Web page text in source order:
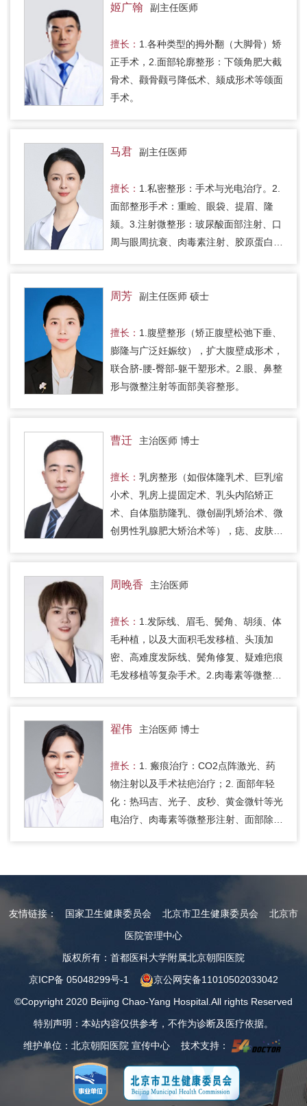
姬广翰 副主任医师
擅长： 1.各种类型的拇外翻（大脚骨）矫
正手术，2.面部轮廓整形：下颌角肥大截
骨术、颧骨颧弓降低术、颏成形术等颌面
手术。
马君 副主任医师
擅长： 1.私密整形：手术与光电治疗。2.
面部整形手术：重睑、眼袋、提眉、隆
颏。3.注射微整形：玻尿酸面部注射、口
周与眼周抗衰、肉毒素注射、胶原蛋白与
周芳 副主任医师 硕士
擅长： 1.腹壁整形（矫正腹壁松弛下垂、
膨隆与广泛妊娠纹），扩大腹壁成形术，
联合脐-腰-臀部-躯干塑形术。2.眼、鼻整
形与微整注射等面部美容整形。
曹迁 主治医师 博士
擅长： 乳房整形（如假体隆乳术、巨乳缩
小术、乳房上提固定术、乳头内陷矫正
术、自体脂肪隆乳、微创副乳矫治术、微
创男性乳腺肥大矫治术等），痣、皮肤肿
周晚香 主治医师
擅长： 1.发际线、眉毛、鬓角、胡须、体
毛种植，以及大面积毛发移植、头顶加
密、高难度发际线、鬓角修复、疑难疤痕
毛发移植等复杂手术。2.肉毒素等微整注
翟伟 主治医师 博士
擅长： 1. 瘢痕治疗：CO2点阵激光、药
物注射以及手术祛疤治疗；2. 面部年轻
化：热玛吉、光子、皮秒、黄金微针等光
电治疗、肉毒素等微整形注射、面部除皱
友情链接： 国家卫生健康委员会 北京市卫生健康委员会
北京市
医院管理中心
版权所有：首都医科大学附属北京朝阳医院
京ICP备 05048299号-1
京公网安备11010502033042
©Copyright 2020 Beijing Chao-Yang Hospital.All rights Reserved
特别声明：本站内容仅供参考，不作为诊断及医疗依据。
维护单位：北京朝阳医院 宣传中心 技术支持：